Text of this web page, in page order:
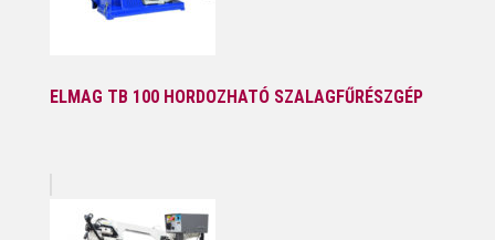
ELMAG TB 100 HORDOZHATÓ SZALAGFŰRÉSZGÉP